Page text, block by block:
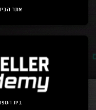
אתר
בית